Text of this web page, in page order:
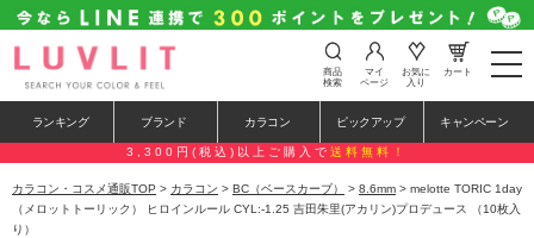
t
o
e
n
a
v
i
商品
検索
マイ
ページ
お気に
入り
カート
ランキング ブランド カラコン ピックアップ キャンペーン
3,300円(税込)以上ご購入で 送料無料！
カラコン・コスメ通販TOP > カラコン > BC（ベースカーブ） > 8.6mm > melotte TORIC 1day
（メロットトーリック） ヒロインルール CYL:-1.25 吉田朱里(アカリン)プロデュース （10枚入
り）